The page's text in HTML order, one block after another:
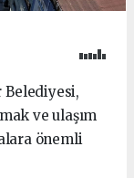
Belediyesi,
ve ulaşım
önemli